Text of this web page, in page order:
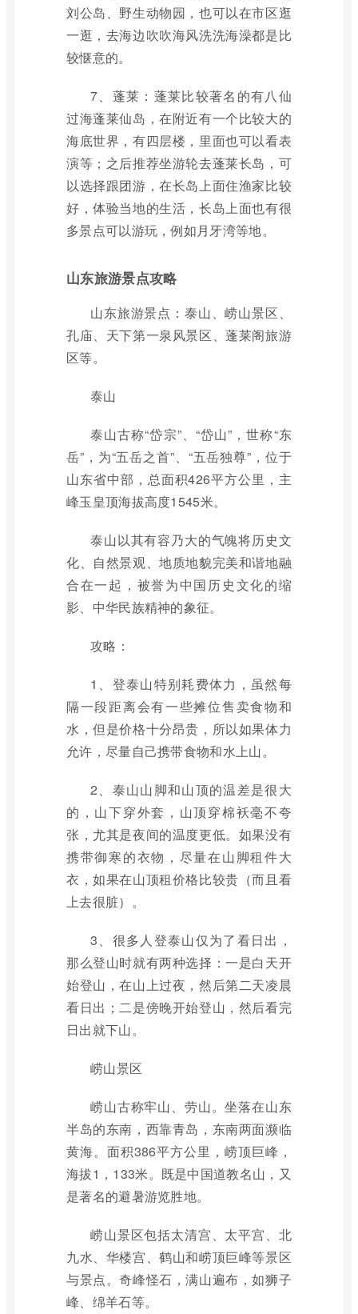
刘公岛、野生动物园，也可以在市区逛
一逛，去海边吹吹海风洗洗海澡都是比
较惬意的。
7、蓬莱：蓬莱比较著名的有八仙
过海蓬莱仙岛，在附近有一个比较大的
海底世界，有四层楼，里面也可以看表
演等；之后推荐坐游轮去蓬莱长岛，可
以选择跟团游，在长岛上面住渔家比较
好，体验当地的生活，长岛上面也有很
多景点可以游玩，例如月牙湾等地。
山东旅游景点攻略
山东旅游景点：泰山、崂山景区、
孔庙、天下第一泉风景区、蓬莱阁旅游
区等。
泰山
泰山古称“岱宗”、“岱山”，世称“东
岳”，为“五岳之首”、“五岳独尊”，位于
山东省中部，总面积426平方公里，主
峰玉皇顶海拔高度1545米。
泰山以其有容乃大的气魄将历史文
化、自然景观、地质地貌完美和谐地融
合在一起，被誉为中国历史文化的缩
影、中华民族精神的象征。
攻略：
1、登泰山特别耗费体力，虽然每
隔一段距离会有一些摊位售卖食物和
水，但是价格十分昂贵，所以如果体力
允许，尽量自己携带食物和水上山。
2、泰山山脚和山顶的温差是很大
的，山下穿外套，山顶穿棉袄毫不夸
张，尤其是夜间的温度更低。如果没有
携带御寒的衣物，尽量在山脚租件大
衣，如果在山顶租价格比较贵（而且看
上去很脏）。
3、很多人登泰山仅为了看日出，
那么登山时就有两种选择：一是白天开
始登山，在山上过夜，然后第二天凌晨
看日出；二是傍晚开始登山，然后看完
日出就下山。
崂山景区
崂山古称牢山、劳山。坐落在山东
半岛的东南，西靠青岛，东南两面濒临
黄海。面积386平方公里，崂顶巨峰，
海拔1，133米。既是中国道教名山，又
是著名的避暑游览胜地。
崂山景区包括太清宫、太平宫、北
九水、华楼宫、鹤山和崂顶巨峰等景区
与景点。奇峰怪石，满山遍布，如狮子
峰、绵羊石等。